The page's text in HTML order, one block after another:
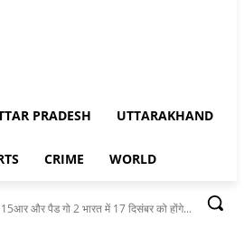
PRADESH UTTARAKHAND
CRIME WORLD
और पैड गो 2 भारत में 17 दिसंबर को होंगे...